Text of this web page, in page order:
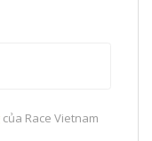
của Race Vietnam